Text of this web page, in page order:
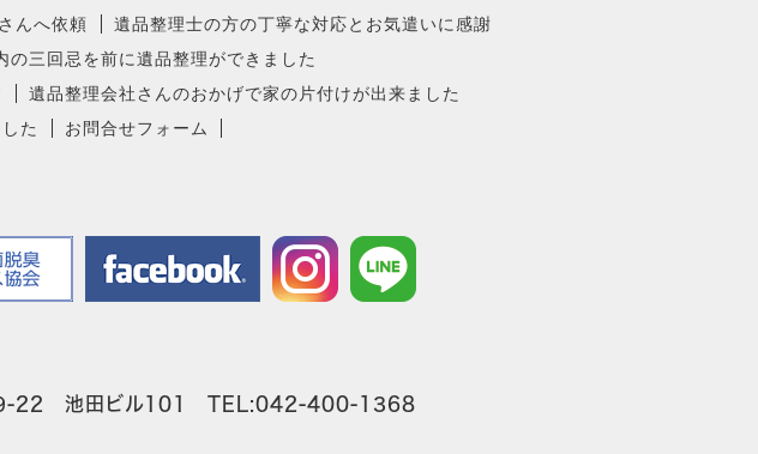
んへ依頼
遺品整理士の方の丁寧な対応とお気遣いに感謝
の三回忌を前に遺品整理ができました
遺品整理会社さんのおかげで家の片付けが出来ました
た
お問合せフォーム
4-9-22 池田ビル101 TEL:042-400-1368